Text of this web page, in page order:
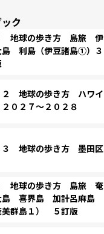
ク
地球の歩き方 島旅 伊
島 利島（伊豆諸島①）３
２ 地球の歩き方 ハワイ
０２７～２０２８
３ 地球の歩き方 墨田区
地球の歩き方 島旅 奄
島 喜界島 加計呂麻島
美群島１） ５訂版